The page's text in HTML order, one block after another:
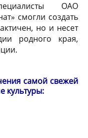
ОАО
смогли создать
но и несет
родного края,
самой свежей
культуры: